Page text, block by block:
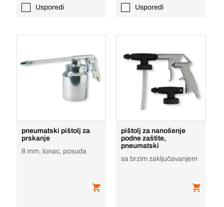
Usporedi Usporedi
pneumatski pištolj za
prskanje
8 mm, lonac, posuda
pištolj za nanošenje
podne zaštite,
pneumatski
sa brzim zaključavanjem